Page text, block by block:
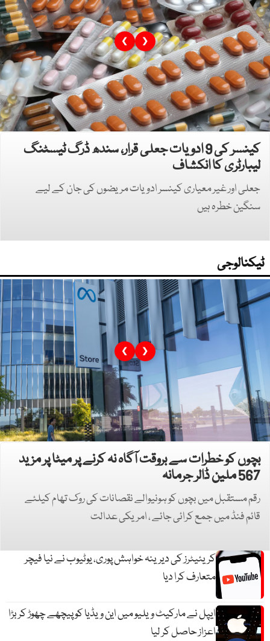
کینسر کی 9 ادویات جعلی قرار، سندھ ڈرگ ٹیسٹنگ
لیبارٹری کا انکشاف
جعلی اور غیر معیاری کینسر ادویات مریضوں کی جان کے لیے
سنگین خطرہ ہیں
❮ ❯
ٹیکنالوجی
بچوں کو خطرات سے بروقت آگاہ نہ کرنے پر میٹا پر مزید
567 ملین ڈالر جرمانہ
رقم مستقبل میں بچوں کو ہونیوالے نقصانات کی روک تھام کیلئے
قائم فنڈ میں جمع کرائی جائے ، امریکی عدالت
❮ ❯
کریئیٹرز کی دیرینہ خواہش پوری، یوٹیوب نے نیا فیچر
متعارف کرا دیا
ایپل نے مارکیٹ ویلیو میں این ویڈیا کو پیچھے چھوڑ کر بڑا
اعزاز حاصل کر لیا